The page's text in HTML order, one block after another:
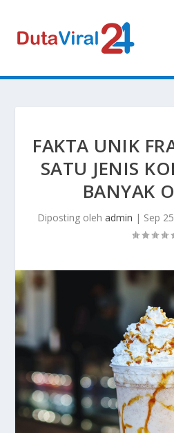
FAKTA UNIK
SATU JENIS
BANYAK
Diposting oleh admin | Sep